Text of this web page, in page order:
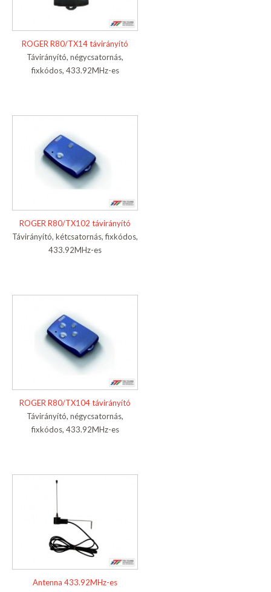
ROGER R80/TX14 távirányító
Távirányító, négycsatornás,
fixkódos, 433.92MHz-es
ROGER R80/TX102 távirányító
Távirányító, kétcsatornás, fixkódos,
433.92MHz-es
ROGER R80/TX104 távirányító
Távirányító, négycsatornás,
fixkódos, 433.92MHz-es
Antenna 433.92MHz-es